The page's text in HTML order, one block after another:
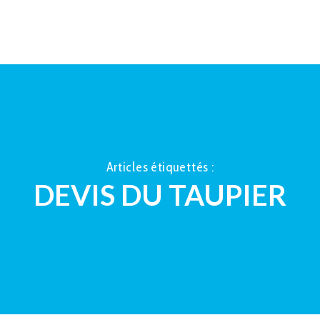
Articles étiquettés :
DEVIS DU TAUPIER